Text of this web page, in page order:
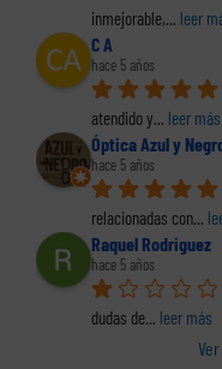
inmejorable,... leer
C A
hace 5 años
atendido y... leer más
Óptica Azul y
hace 5 años
relacionadas con...
Raquel Rodriguez
hace 5 años
dudas de... leer más